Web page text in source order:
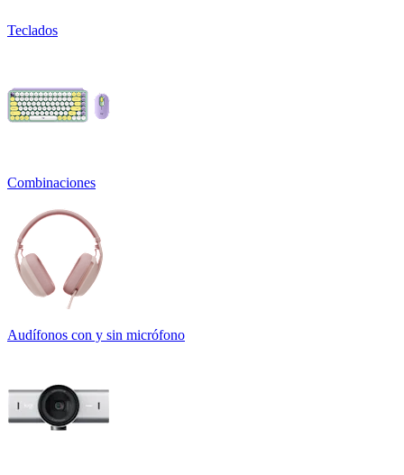
Teclados
Combinaciones
Audífonos con y sin micrófono